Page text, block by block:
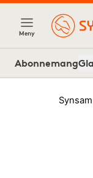
Meny
Abonnemang
Synsam